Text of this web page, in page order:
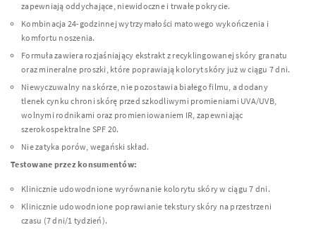
zapewniają oddychające, niewidoczne i trwałe pokrycie.
Kombinacja 24-godzinnej wytrzymałości matowego wykończenia i
komfortu noszenia.
Formuła zawiera rozjaśniający ekstrakt z recyklingowanej skóry granatu
oraz mineralne proszki, które poprawiają koloryt skóry już w ciągu 7 dni.
Niewyczuwalny na skórze, nie pozostawia białego filmu, a dodany
tlenek cynku chroni skórę przed szkodliwymi promieniami UVA/UVB,
wolnymi rodnikami oraz promieniowaniem IR, zapewniając
szerokospektralne SPF 20.
Nie zatyka porów, wegański skład.
Testowane przez konsumentów:
Klinicznie udowodnione wyrównanie kolorytu skóry w ciągu 7 dni.
Klinicznie udowodnione poprawianie tekstury skóry na przestrzeni
czasu (7 dni/1 tydzień).